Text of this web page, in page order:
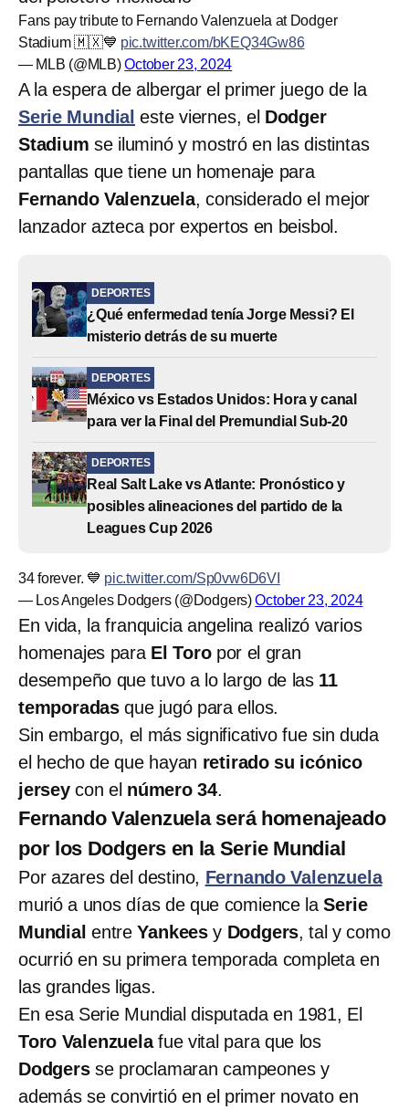
Fans pay tribute to Fernando Valenzuela at Dodger
Stadium 🇲🇽💙 pic.twitter.com/bKEQ34Gw86
— MLB (@MLB)October 23, 2024
A la espera de albergar el primer juego de la
Serie Mundial este viernes, el Dodger
Stadium se iluminó y mostró en las distintas
pantallas que tiene un homenaje para
Fernando Valenzuela, considerado el mejor
lanzador azteca por expertos en beisbol.
DEPORTES
¿Qué enfermedad tenía Jorge Messi? El
misterio detrás de su muerte
DEPORTES
México vs Estados Unidos: Hora y canal
para ver la Final del Premundial Sub-20
DEPORTES
Real Salt Lake vs Atlante: Pronóstico y
posibles alineaciones del partido de la
Leagues Cup 2026
34 forever. 💙 pic.twitter.com/Sp0vw6D6VI
— Los Angeles Dodgers (@Dodgers)October 23, 2024
En vida, la franquicia angelina realizó varios
homenajes para El Toropor el gran
desempeño que tuvo a lo largo de las 11
temporadas que jugó para ellos.
Sin embargo, el más significativo fue sin duda
el hecho de que hayan retirado su icónico
jerseycon el número 34.
Fernando Valenzuela será homenajeado
por los Dodgers en la Serie Mundial
Por azares del destino, Fernando Valenzuela
murió a unos días de que comience laSerie
Mundial entreYankees y Dodgers, tal y como
ocurrió en su primera temporada completa en
las grandes ligas.
En esa Serie Mundial disputada en 1981, El
Toro Valenzuelafue vital para que los
Dodgersse proclamaran campeones y
además se convirtió en el primer novato en